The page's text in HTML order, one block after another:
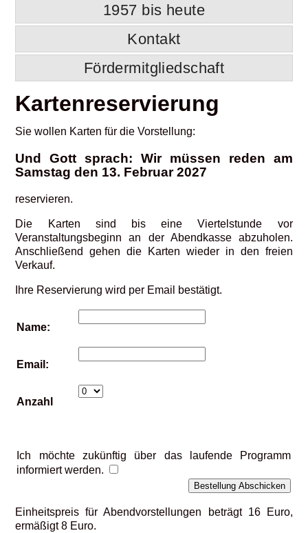
1957 bis heute
Kontakt
Fördermitgliedschaft
Kartenreservierung
Sie wollen Karten für die Vorstellung:
Und Gott sprach: Wir müssen reden am
Samstag den 13. Februar 2027
reservieren.
Die Karten sind bis eine Viertelstunde vor
Veranstaltungsbeginn an der Abendkasse abzuholen.
Anschließend gehen die Karten wieder in den freien
Verkauf.
Ihre Reservierung wird per Email bestätigt.
Name:
Email:
Anzahl
Ich möchte zukünftig über das laufende Programm
informiert werden.
Einheitspreis für Abendvorstellungen beträgt 16 Euro,
ermäßigt 8 Euro.